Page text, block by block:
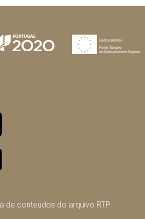
de conteúdos do arquivo RTP